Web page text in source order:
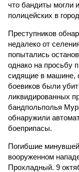
что бандиты могли
полицейских в
Преступников
недалеко от
попытались
однако на просьбу
сидящие в машине,
боевиков были
ликвидированных
бандпольполья
обнаружили
боеприпасы.
Погибшие
вооруженном
Прохладный. 9